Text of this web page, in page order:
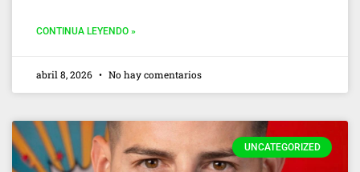
CONTINUA LEYENDO »
abril 8, 2026 No hay comentarios
UNCATEGORIZED